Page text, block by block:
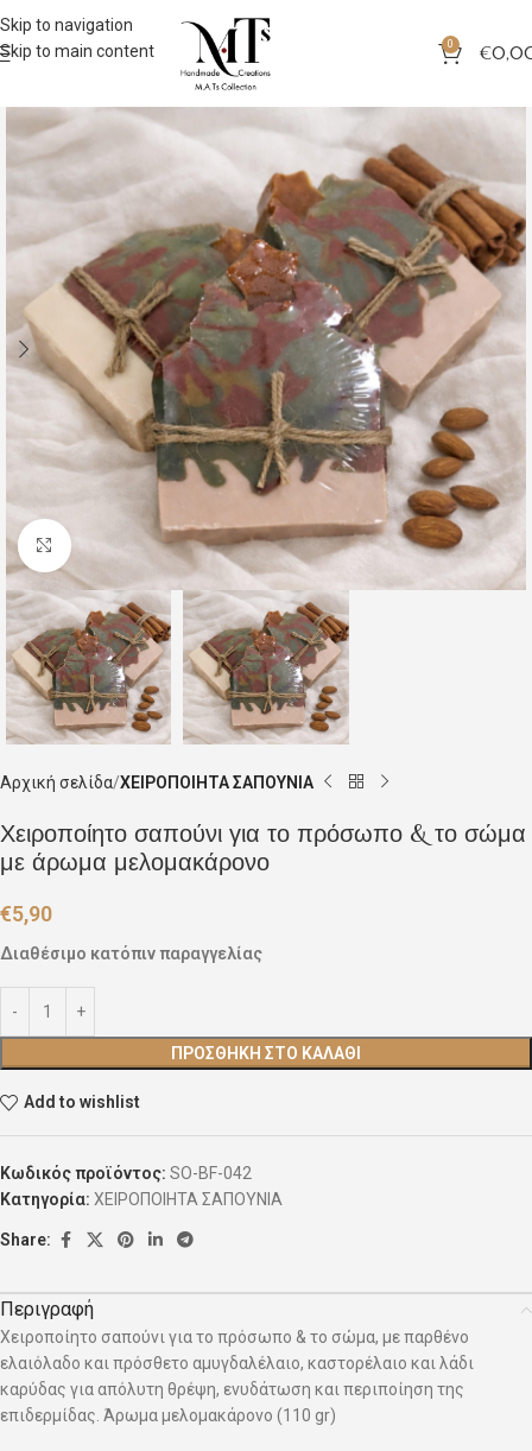
Skip to navigation
Skip to main content
0 €
Click to enlarge
Αρχική σελίδα ΧΕΙΡΟΠΟΙΗΤΑ ΣΑΠΟΥΝΙΑ
Χειροποίητο σαπούνι για το πρόσωπο & το σώμα
με άρωμα μελομακάρονο
€5,90
Διαθέσιμο κατόπιν παραγγελίας
ΠΡΟΣΘΉΚΗ ΣΤΟ ΚΑΛΆΘΙ
Add to wishlist
Κωδικός προϊόντος: SO-BF-042
Κατηγορία: ΧΕΙΡΟΠΟΙΗΤΑ ΣΑΠΟΥΝΙΑ
Share:
Περιγραφή
Χειροποίητο σαπούνι για το πρόσωπο & το σώμα, με παρθένο
ελαιόλαδο και πρόσθετο αμυγδαλέλαιο, καστορέλαιο και λάδι
καρύδας για απόλυτη θρέψη, ενυδάτωση και περιποίηση της
επιδερμίδας. Άρωμα μελομακάρονο (110 gr)